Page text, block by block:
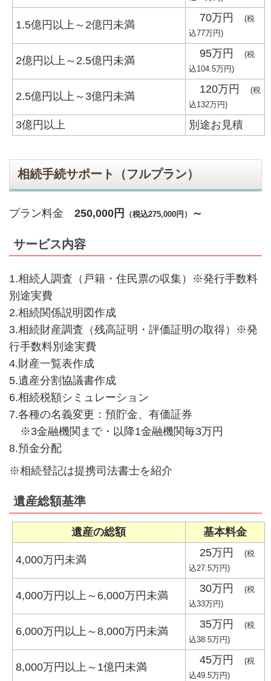
1.5億円以上～2億円未満
70万円
(税
込77万円)
2億円以上～2.5億円未満
95万円
(税
込104.5万円)
2.5億円以上～3億円未満
120万円
(税
込132万円)
3億円以上 別途お見積
相続手続サポート（フルプラン）
プラン料金 250,000円 （税込275,000円） ～
サービス内容
1.相続人調査（戸籍・住民票の収集）※発行手数料
別途実費
2.相続関係説明図作成
3.相続財産調査（残高証明・評価証明の取得）※発
行手数料別途実費
4.財産一覧表作成
5.遺産分割協議書作成
6.相続税額シミュレーション
7.各種の名義変更：預貯金、有価証券
※3金融機関まで・以降1金融機関毎3万円
8.預金分配
※相続登記は提携司法書士を紹介
遺産総額基準
遺産の総額 基本料金
4,000万円未満
25万円
(税
込27.5万円)
4,000万円以上～6,000万円未満
30万円
(税
込33万円)
6,000万円以上～8,000万円未満
35万円
(税
込38.5万円)
8,000万円以上～1億円未満
45万円
(税
込49.5万円)